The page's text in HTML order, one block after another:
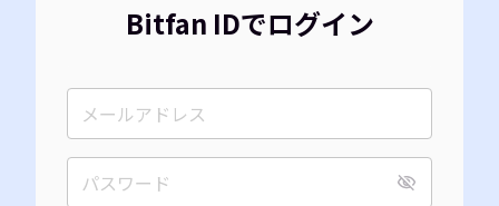
Bitfan IDでログイン